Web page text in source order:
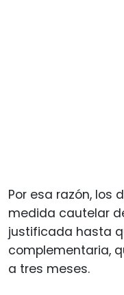
Por esa razón, los
medida cautelar
justificada hasta
complementaria,
a tres meses.